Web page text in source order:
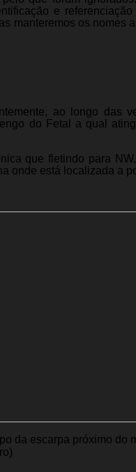
e
manteremos os nomes
ao longo das
do Fetal a qual
que fletindo para
onde está localizada a
da escarpa próximo do